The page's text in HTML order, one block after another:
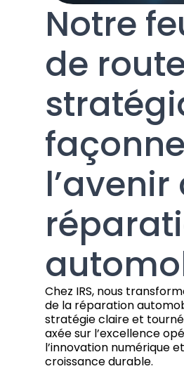
Notre
de
l’avenir
Chez IRS, nous
de la réparation
stratégie claire et
axée sur l’excellence
l’innovation numérique
croissance durable.